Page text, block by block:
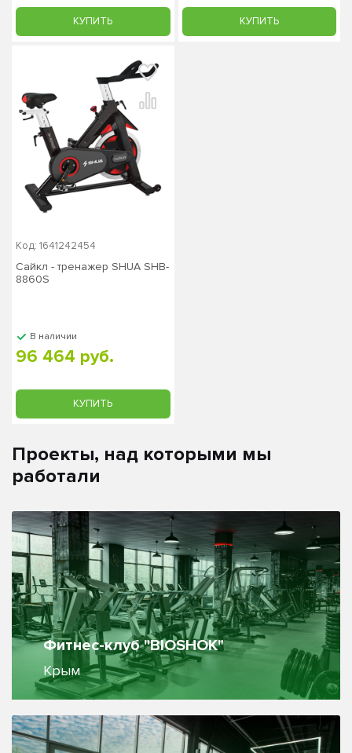
КУПИТЬ КУПИТЬ
Код: 1641242454
Сайкл - тренажер SHUA SHB-
8860S
В наличии
96 464 руб.
КУПИТЬ
Проекты, над которыми мы
работали
Фитнес-клуб "BIOSHOK"
Крым